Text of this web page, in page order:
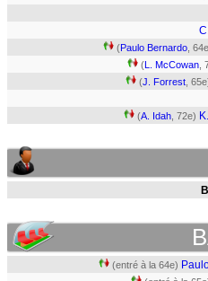
(Paulo Bernardo ,
(L. McCowan ,
(J. Forrest ,
(A. Idah , 72e)
(entré à la 64e)